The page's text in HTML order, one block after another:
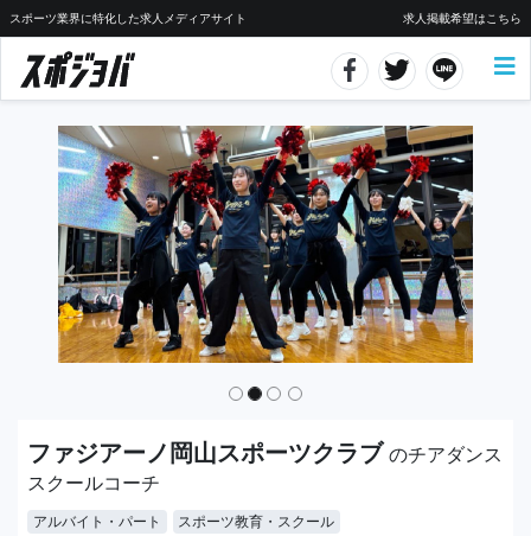
スポーツ業界に特化した求人メディアサイト 求人掲載希望はこちら
ファジアーノ岡山スポーツクラブのチアダンス
スクールコーチ
アルバイト・パート スポーツ教育・スクール